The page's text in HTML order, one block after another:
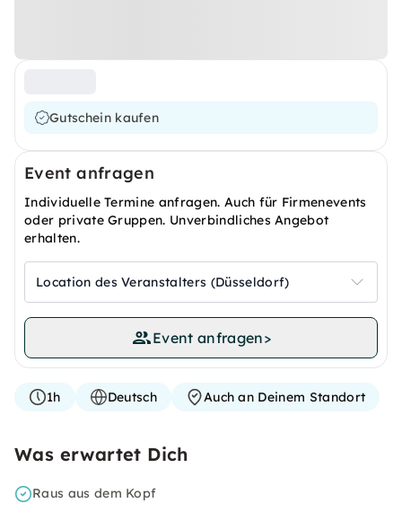
Gutschein kaufen
Event anfragen
Individuelle Termine anfragen. Auch für Firmenevents
oder private Gruppen. Unverbindliches Angebot
erhalten.
Location des Veranstalters (Düsseldorf)
Event anfragen>
1h Deutsch Auch an Deinem Standort
Was erwartet Dich
Raus aus dem Kopf